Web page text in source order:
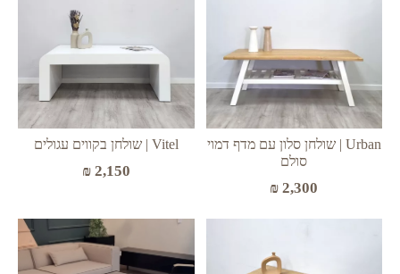
Urban | שולחן סלון עם מדף דמוי
סולם
₪ 2,300
Vitel | שולחן בקווים עגולים
₪2,150